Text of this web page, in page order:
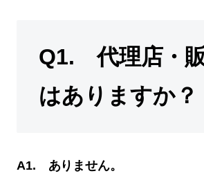
Q1. 代理店・
はありますか？
A1. ありません。